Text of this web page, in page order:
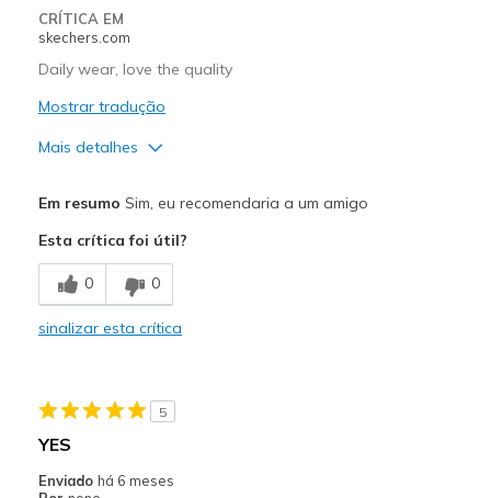
Going Out
Sizing
Feels true to size
View On Shoes
Shoes are for Wearing
CRÍTICA EM
skechers.com
Daily wear, love the quality
Mostrar tradução
Mais detalhes
Going Out
Special Occasions
Sizing
Feels true to size
Em resumo Sim, eu recomendaria a um amigo
Esta crítica foi útil?
0 0
sinalizar esta crítica
5
YES
Enviado há 6 meses